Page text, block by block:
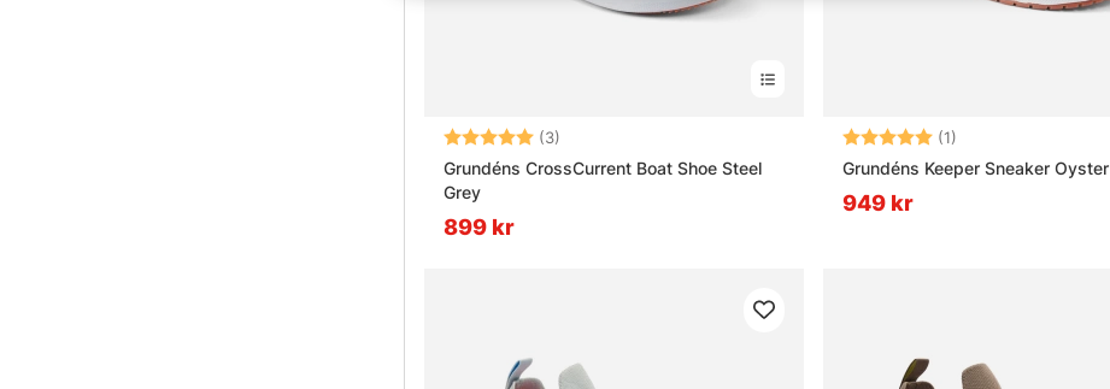
Betyg: (3)
Grundéns CrossCurrent Boat Shoe Steel
Grey
899 kr
Betyg: (1)
Grundéns Keeper Sneaker Oyster
949 kr